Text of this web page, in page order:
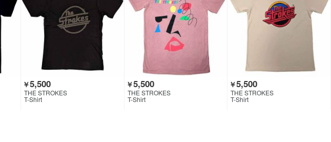
￥5,500
THE STROKES
T-Shirt
￥5,500
THE STROKES
T-Shirt
￥5,500
THE STROKES
T-Shirt